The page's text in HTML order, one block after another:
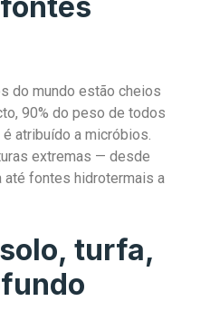
do mundo estão cheios
90% do peso de todos
atribuído a micróbios.
extremas — desde
até fontes hidrotermais a
turfa,